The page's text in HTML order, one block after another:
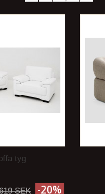
tyg
SEK -20%